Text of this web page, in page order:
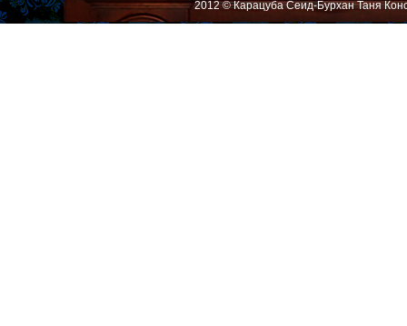
2012 © Карацуба Сеид-Бурхан Таня